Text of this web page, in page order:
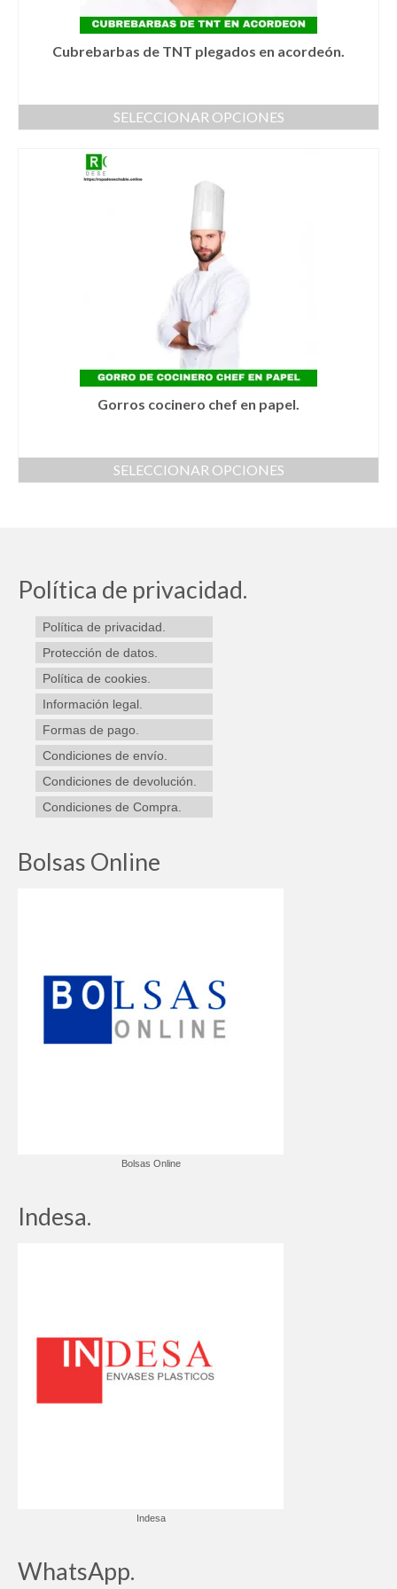
de
producto
Cubrebarbas de TNT plegados en acordeón.
SELECCIONAR OPCIONES
múltiples
variantes.
Las
opciones
se
pueden
elegir
en
página
de
producto
Gorros cocinero chef en papel.
SELECCIONAR OPCIONES
Las
opciones
se
en
la
de
producto
Política de privacidad.
Política de privacidad.
Protección de datos.
Política de cookies.
Información legal.
Formas de pago.
Condiciones de envío.
Condiciones de devolución.
Condiciones de Compra.
Bolsas Online
Bolsas Online
Indesa.
Indesa
WhatsApp.